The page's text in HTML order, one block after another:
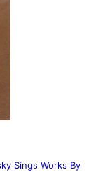
Sings Works By